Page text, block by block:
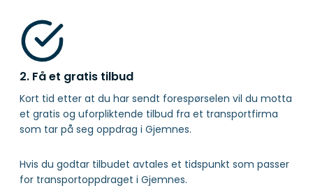
2. Få et gratis tilbud
Kort tid etter at du har sendt forespørselen vil du motta
et gratis og uforpliktende tilbud fra et transportfirma
som tar på seg oppdrag i Gjemnes.
Hvis du godtar tilbudet avtales et tidspunkt som passer
for transportoppdraget i Gjemnes.